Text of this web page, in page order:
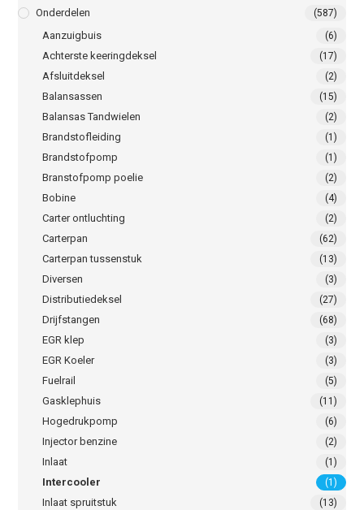
Onderdelen (587)
Aanzuigbuis (6)
Achterste keeringdeksel (17)
Afsluitdeksel (2)
Balansassen (15)
Balansas Tandwielen (2)
Brandstofleiding (1)
Brandstofpomp (1)
Branstofpomp poelie (2)
Bobine (4)
Carter ontluchting (2)
Carterpan (62)
Carterpan tussenstuk (13)
Diversen (3)
Distributiedeksel (27)
Drijfstangen (68)
EGR klep (3)
EGR Koeler (3)
Fuelrail (5)
Gasklephuis (11)
Hogedrukpomp (6)
Injector benzine (2)
Inlaat (1)
Intercooler (1)
Inlaat spruitstuk (13)